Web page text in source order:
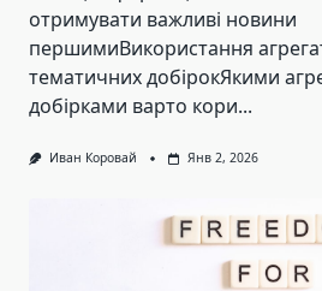
отримувати важливі новини
першимиВикористання
тематичних добірокЯкими
добірками варто кори...
Иван Коровай Янв 2, 2026